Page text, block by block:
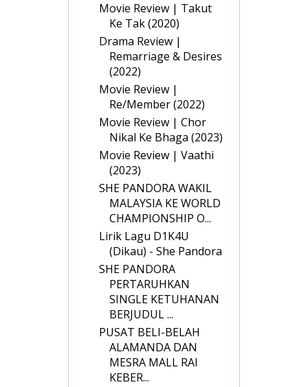
Movie Review | Takut
Ke Tak (2020)
Drama Review |
Remarriage & Desires
(2022)
Movie Review |
Re/Member (2022)
Movie Review | Chor
Nikal Ke Bhaga (2023)
Movie Review | Vaathi
(2023)
SHE PANDORA WAKIL
MALAYSIA KE WORLD
CHAMPIONSHIP O...
Lirik Lagu D1K4U
(Dikau) - She Pandora
SHE PANDORA
PERTARUHKAN
SINGLE KETUHANAN
BERJUDUL ...
PUSAT BELI-BELAH
ALAMANDA DAN
MESRA MALL RAI
KEBER...